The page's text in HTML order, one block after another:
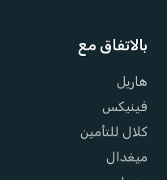
بالاتفاق مع
هاريل
فينيكس
كلال للتأمين
ميغدال